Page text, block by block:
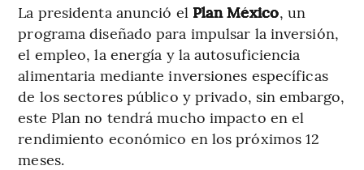
La presidenta anunció el Plan México, un
programa diseñado para impulsar la inversión,
el empleo, la energía y la autosuficiencia
alimentaria mediante inversiones específicas
de los sectores público y privado, sin embargo,
este Plan no tendrá mucho impacto en el
rendimiento económico en los próximos 12
meses.